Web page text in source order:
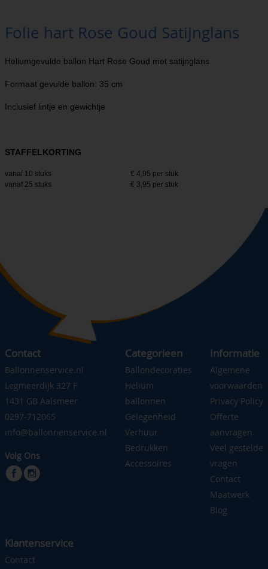
Folie hart Rose Goud Satijnglans
Heliumgevulde ballon Hart Rose Goud met satijnglans
Formaat gevulde ballon: 35 cm
Inclusief lintje en gewichtje
STAFFELKORTING
vanaf 10 stuks
€ 4,95 per stuk
vanaf 25 stuks
€ 3,95 per stuk
Contact
Ballonnenservice.nl
Legmeerdijk 327 F
1431 GB Aalsmeer
0297-712065
info@ballonnenservice.nl
Volg Ons
Categorieen
Ballondecoraties
Helium
ballonnen
Gelegenheid
Verhuur
Bedrukken
Accessoires
Informatie
Algemene
voorwaarden
Privacy Policy
Offerte
aanvragen
Veel gestelde
vragen
Contact
Maatwerk
Blog
Klantenservice
Contact